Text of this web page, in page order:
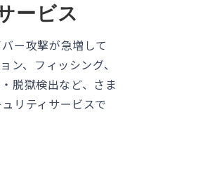
ービス
ー攻撃が急増して
ン、フィッシング、
脱獄検出など、さま
リティサービスで